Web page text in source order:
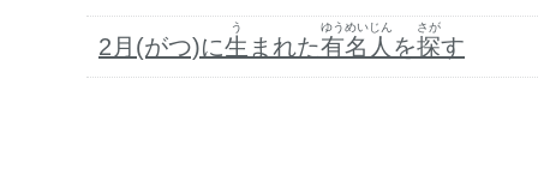
2月(がつ)に生
う
まれた有名人
ゆうめいじん
を探
さが
す